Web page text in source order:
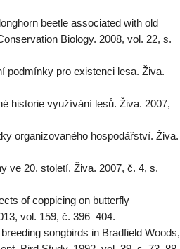
beetle associated with old
Biology. 2008, vol. 22, s.
podmínky pro existenci lesa. Živa.
historie využívání lesů. Živa. 2007,
organizovaného hospodářství. Živa.
ve 20. století. Živa. 2007, č. 4, s.
of coppicing on butterfly
vol. 159, č. 396–404.
songbirds in Bradfield Woods,